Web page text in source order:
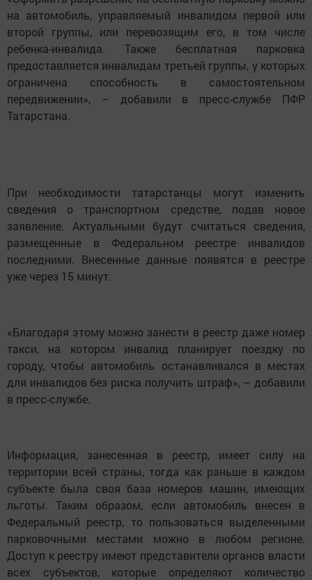
на автомобиль, управляемый инвалидом первой или
второй группы, или перевозящим его, в том числе
ребенка-инвалида. Также бесплатная парковка
предоставляется инвалидам третьей группы, у которых
ограничена способность в самостоятельном
передвижении», – добавили в пресс-службе ПФР
Татарстана.
При необходимости татарстанцы могут изменить
сведения о транспортном средстве, подав новое
заявление. Актуальными будут считаться сведения,
размещенные в Федеральном реестре инвалидов
последними. Внесенные данные появятся в реестре
уже через 15 минут.
«Благодаря этому можно занести в реестр даже номер
такси, на котором инвалид планирует поездку по
городу, чтобы автомобиль останавливался в местах
для инвалидов без риска получить штраф», – добавили
в пресс-службе.
Информация, занесенная в реестр, имеет силу на
территории всей страны, тогда как раньше в каждом
субъекте была своя база номеров машин, имеющих
льготы. Таким образом, если автомобиль внесен в
Федеральный реестр, то пользоваться выделенными
парковочными местами можно в любом регионе.
Доступ к реестру имеют представители органов власти
всех субъектов, которые определяют количество